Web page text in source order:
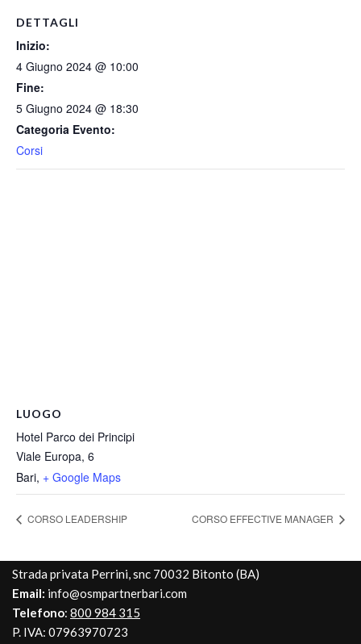
DETTAGLI
Inizio:
4 Giugno 2024 @ 10:00
Fine:
5 Giugno 2024 @ 18:30
Categoria Evento:
Corsi
LUOGO
Hotel Parco dei Principi
Viale Europa, 6
Bari, + Google Maps
CORSO LEADERSHIP CORSO EFFECTIVE MANAGER
Strada privata Perrini, snc 70032 Bitonto (BA)
Email: info@osmpartnerbari.com
Telefono: 800 984 315
P. IVA: 07963970723